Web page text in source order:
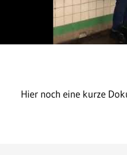
Hier noch eine kurze